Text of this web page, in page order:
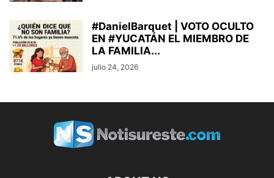
#DanielBarquet | VOTO OCULTO
EN #YUCATÁN EL MIEMBRO DE
LA FAMILIA...
julio 24, 2026